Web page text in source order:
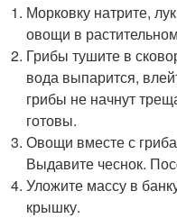
Морковку натрите,
овощи в
Грибы тушите в
вода выпарится,
грибы не начнут
готовы.
Овощи вместе с
Выдавите чеснок.
Уложите массу в
крышку.